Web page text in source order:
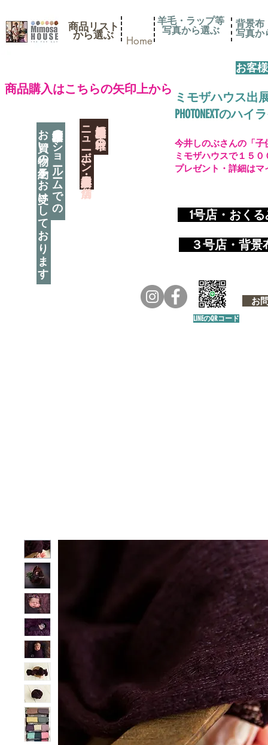
商品リスト
​から選ぶ Home
​商品購入はこちらの矢印上から
神奈川県相模原市に日本唯一の
​ニューボーン撮影用小道具店・３店舗
羊毛・ラップ等
写真から選ぶ
背景布
写真か
お客
ミモザハウス出
PHOTONEXTのハ
神奈川県相模原市のショールームでの
お買い物の予約をお受けしております 1号店・おく
​ ３号店・背
お
今井しのぶさんの「
ミモザハウスで１５
プレゼント・詳細は
LINEのQRコード